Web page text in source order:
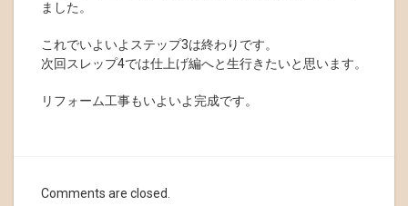
ました。
これでいよいよステップ3は終わりです。
次回スレップ4では仕上げ編へと生行きたいと思います。
リフォーム工事もいよいよ完成です。
Comments are closed.